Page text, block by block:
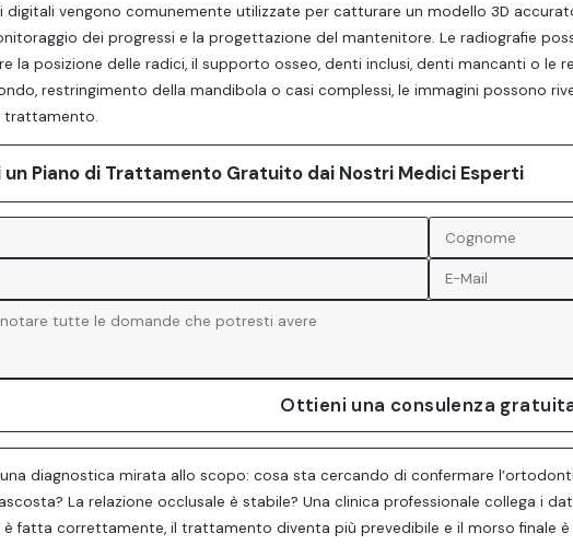
digitali vengono comunemente utilizzate per catturare un modello 3D
dei progressi e la progettazione del mantenitore. Le radiografie
la posizione delle radici, il supporto osseo, denti inclusi, denti mancanti o le
restringimento della mandibola o casi complessi, le immagini possono
trattamento.
un Piano di Trattamento Gratuito dai Nostri Medici Esperti
Ottieni una consulenza
diagnostica mirata allo scopo: cosa sta cercando di confermare
La relazione occlusale è stabile? Una clinica professionale collega i
fatta correttamente, il trattamento diventa più prevedibile e il morso finale è